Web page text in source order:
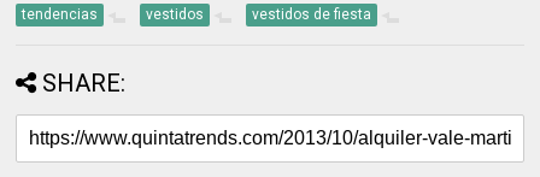
tendencias vestidos vestidos de fiesta
SHARE: